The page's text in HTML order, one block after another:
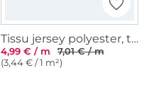
Tissu jersey polyester, turquoise
4,99 € / m
7,01 € / m
(3,44 € / 1 m²)